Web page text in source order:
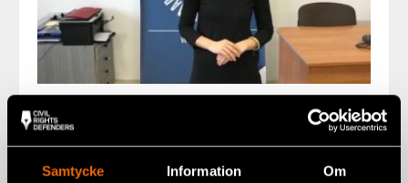
Samtycke Information Om
“The State Does Not Recognise My
Rights as a Journalist”
BELARUS, 19 December 2018